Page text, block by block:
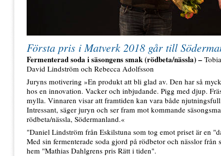
Första pris i Matverk 2018 går till
Fermenterad soda i säsongens smak (rödbeta/nässla) –
David Lindström och Rebecca Adolfsson
Juryns motivering »En produkt att bli glad av. Den har så
hos en innovation. Vacker och inbjudande. Pigg med djup.
mylla. Vinnaren visar att framtiden kan vara både
Intressant, säger juryn och ser fram mot kommande
rödbeta/nässla, Södermanland.«
"Daniel Lindström från Eskilstuna som tog emot priset är en
Med sin fermenterade soda gjord på rödbetor och nässlor från
hem "Mathias Dahlgrens pris Rätt i tiden".